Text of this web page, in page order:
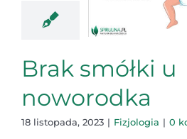
Brak smółki u
noworodka
18 listopada, 2023 | Fizjologia | 0